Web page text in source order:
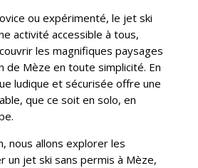
ou expérimenté, le jet ski
activité accessible à tous,
les magnifiques paysages
de Mèze en toute simplicité. En
ludique et sécurisée offre une
que ce soit en solo, en
nous allons explorer les
un jet ski sans permis à Mèze,